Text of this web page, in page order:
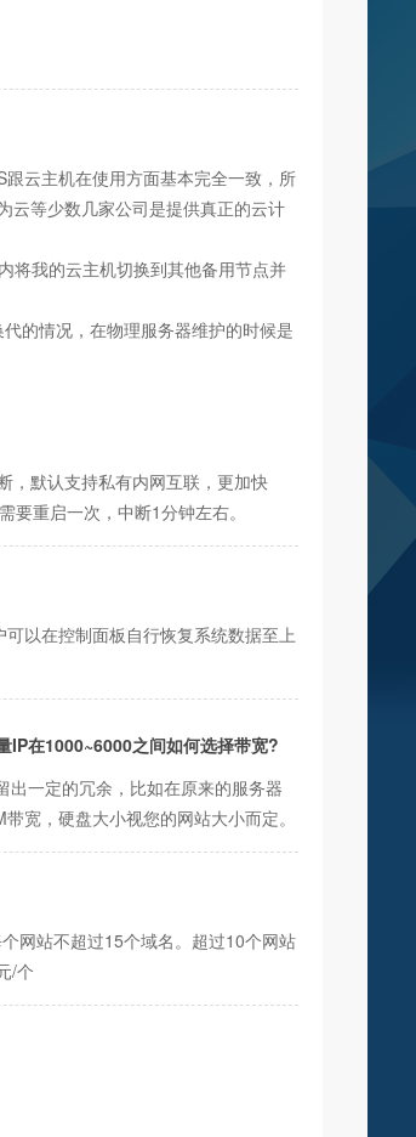
云主机在使用方面基本完全一致，所
云等少数几家公司是提供真正的云计
将我的云主机切换到其他备用节点并
的情况，在物理服务器维护的时候是
，默认支持私有内网互联，更加快
重启一次，中断1分钟左右。
以在控制面板自行恢复系统数据至上
IP在1000~6000之间如何选择带宽?
一定的冗余，比如在原来的服务器
宽，硬盘大小视您的网站大小而定。
网站不超过15个域名。超过10个网站
/个